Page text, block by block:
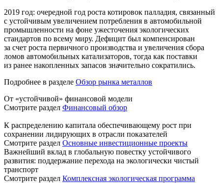
2019 год: очередной год роста котировок палладия, связанный
с устойчивым увеличением потребления в автомобильной
промышленности на фоне ужесточения экологических
стандартов по всему миру. Дефицит был компенсирован
за счет роста первичного производства и увеличения сбора
ломов автомобильных катализаторов, тогда как поставки
из ранее накопленных запасов значительно сократились.
Подробнее в разделе Обзор рынка металлов
От «устойчивой» финансовой модели
Смотрите раздел Финансовый обзор
К распределению капитала обеспечивающему рост при
сохранении лидирующих в отрасли показателей
Смотрите раздел Основные инвестиционные проекты
Важнейший вклад в глобальную повестку устойчивого
развития: поддержание перехода на экологически чистый
транспорт
Смотрите раздел Комплексная экологическая программа